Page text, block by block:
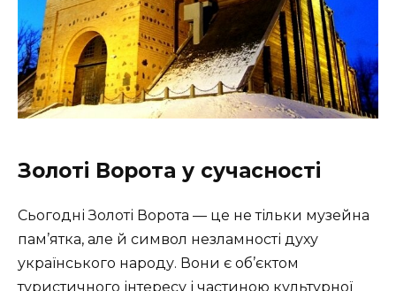
Золоті Ворота у сучасності
Сьогодні Золоті Ворота — це не тільки музейна
пам’ятка, але й символ незламності духу
українського народу. Вони є об’єктом
туристичного інтересу і частиною культурної